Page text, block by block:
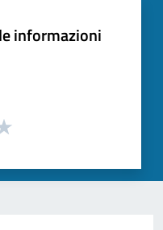
informazioni